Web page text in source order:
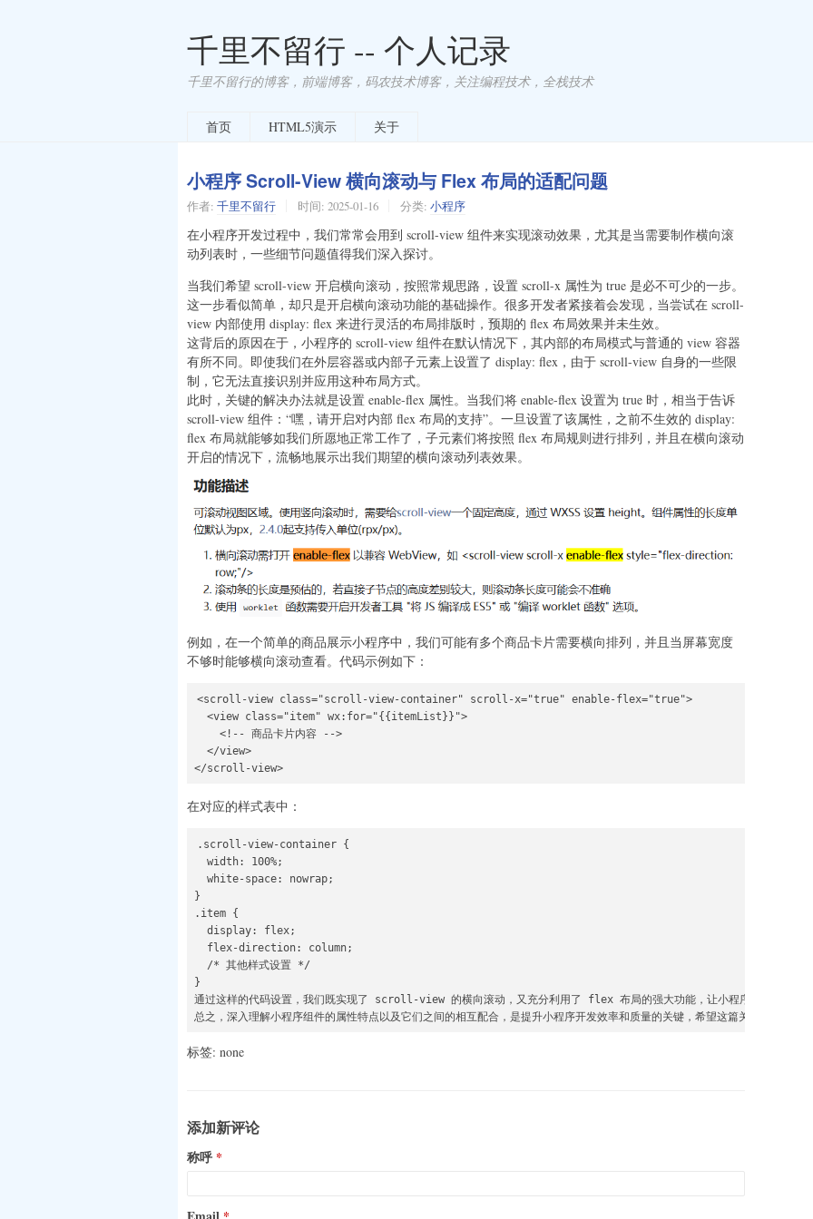
千里不留行 -- 个人记录
千里不留行的博客，前端博客，码农技术博客，关注编程技术，全栈技术
首页 HTML5演示 关于
小程序 Scroll-View 横向滚动与 Flex 布局的适配问题
作者: 千里不留行 时间: 2025-01-16 分类: 小程序
在小程序开发过程中，我们常常会用到 scroll-view 组件来实现滚动效果，尤其是当需要制作横向滚
动列表时，一些细节问题值得我们深入探讨。
当我们希望 scroll-view 开启横向滚动，按照常规思路，设置 scroll-x 属性为 true 是必不可少的一步。
这一步看似简单，却只是开启横向滚动功能的基础操作。很多开发者紧接着会发现，当尝试在 scroll-
view 内部使用 display: flex 来进行灵活的布局排版时，预期的 flex 布局效果并未生效。
这背后的原因在于，小程序的 scroll-view 组件在默认情况下，其内部的布局模式与普通的 view 容器
有所不同。即使我们在外层容器或内部子元素上设置了 display: flex，由于 scroll-view 自身的一些限
制，它无法直接识别并应用这种布局方式。
此时，关键的解决办法就是设置 enable-flex 属性。当我们将 enable-flex 设置为 true 时，相当于告诉
scroll-view 组件：“嘿，请开启对内部 flex 布局的支持”。一旦设置了该属性，之前不生效的 display:
flex 布局就能够如我们所愿地正常工作了，子元素们将按照 flex 布局规则进行排列，并且在横向滚动
开启的情况下，流畅地展示出我们期望的横向滚动列表效果。
例如，在一个简单的商品展示小程序中，我们可能有多个商品卡片需要横向排列，并且当屏幕宽度
不够时能够横向滚动查看。代码示例如下：
<scroll-view class="scroll-view-container" scroll-x="true" enable-flex="true">
  <view class="item" wx:for="{{itemList}}">
    <!-- 商品卡片内容 -->
  </view>
</scroll-view>
在对应的样式表中：
.scroll-view-container {
  width: 100%;
  white-space: nowrap;
}
.item {
  display: flex;
  flex-direction: column;
  /* 其他样式设置 */
}
通过这样的代码设置，我们既实现了 scroll-view 的横向滚动，又充分利用了 flex 布局的强大功能，让小程序界面更加美
总之，深入理解小程序组件的属性特点以及它们之间的相互配合，是提升小程序开发效率和质量的关键，希望这篇关于
标签: none
添加新评论
称呼